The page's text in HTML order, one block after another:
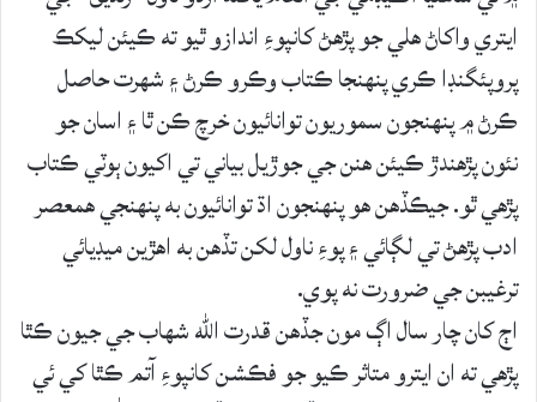
ايتري واکاڻ هلي جو پڙهڻ کانپوءِ اندازو ٿيو ته ڪيئن ليکڪ
پروپئگنڊا ڪري پنهنجا ڪتاب وڪرو ڪرڻ ۽ شهرت حاصل
ڪرڻ ۾ پنهنجون سموريون توانائيون خرچ ڪن ٿا ۽ اسان جو
نئون پڙهندڙ ڪيئن هنن جي جوڙيل بياني تي اکيون ٻوٽي ڪتاب
پڙهي ٿو. جيڪڏهن هو پنهنجون اڌ توانائيون به پنهنجي همعصر
ادب پڙهڻ تي لڳائي ۽ پوءِ ناول لکن تڏهن به اهڙين ميڊيائي
ترغيبن جي ضرورت نه پوي.
اڄ کان چار سال اڳ مون جڏهن قدرت الله شهاب جي جيون ڪٿا
پڙهي ته ان ايترو متاثر ڪيو جو فڪشن کانپوءِ آتم ڪٿا کي ئي